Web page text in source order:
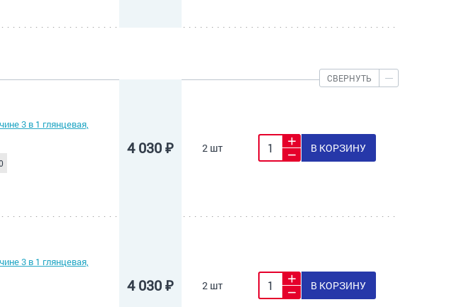
СВЕРНУТЬ
3 в 1 глянцевая,
4 030 ₽ 2 шт В КОРЗИНУ
3 в 1 глянцевая,
4 030 ₽ 2 шт В КОРЗИНУ